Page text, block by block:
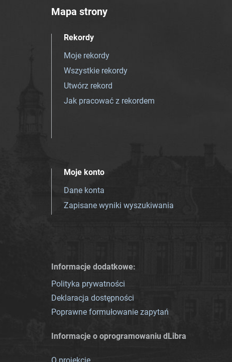
Mapa strony
Rekordy
Moje rekordy
Wszystkie rekordy
Utwórz rekord
Jak pracować z rekordem
Moje konto
Dane konta
Zapisane wyniki wyszukiwania
Informacje dodatkowe:
Polityka prywatności
Deklaracja dostępności
Poprawne formułowanie zapytań
Informacje o oprogramowaniu dLibra